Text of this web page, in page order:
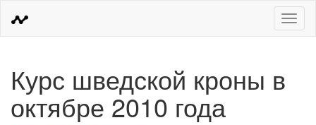
Меню
Курс шведской кроны в
октябре 2010 года